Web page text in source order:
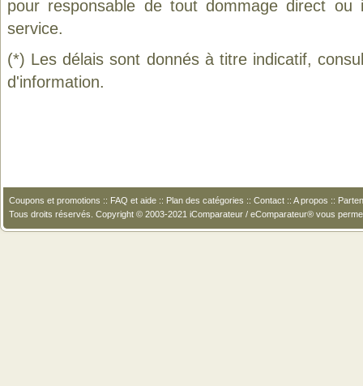
pour responsable de tout dommage direct
service.
(*) Les délais sont donnés à titre indicatif,
d'information.
Coupons et promotions :: FAQ et aide :: Plan des catégories :: Contact :: A propos ::
Tous droits réservés. Copyright © 2003-2021 iComparateur / eComparateur® vous